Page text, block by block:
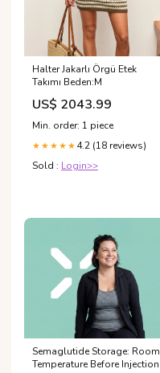
Halter Jakarlı Örgü Etek
Takımı Beden:M
US$ 2043.99
Min. order: 1 piece
★★★★★ 4.2 (18 reviews)
Sold : Login>>
Semaglutide Storage: Room
Temperature Before Injection